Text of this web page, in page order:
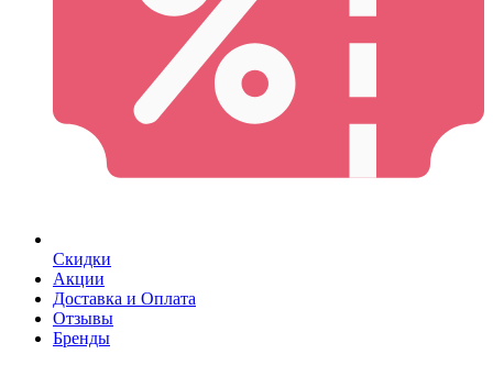
Скидки
Акции
Доставка и Оплата
Отзывы
Бренды